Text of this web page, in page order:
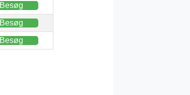
Besøg
Besøg
Besøg